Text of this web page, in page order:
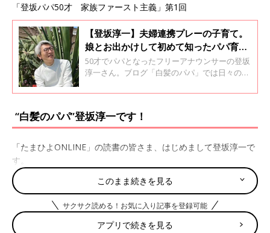
「登坂パパ50才 家族ファースト主義」第1回
【登坂淳一】夫婦連携プレーの子育て。
娘とお出かけして初めて知ったパパ育児
の不便さ
50才でパパとなったフリーアナウンサーの登坂
淳一さん。ブログ「白髪のパパ」では日々の子
（取材当時）娘さんとの生活について話を聞き
“白髪のパパ”登坂淳一です！
「たまひよONLINE」の読書の皆さま、はじめまして登坂淳一で
す。
2021年４月、娘が生まれ私はパパになりました。現在50才、
日々成長する娘に教えられ試行錯誤しながらも楽しく子育てをし
ています。
そんな“白髪のパパ”に、たまひよさんからコラムを書いてほしい
とご依頼いただきました。少々照れくさいですが、この時代の子
このまま続きを見る
サクサク読める！お気に入り記事を登録可能
アプリで続きを見る